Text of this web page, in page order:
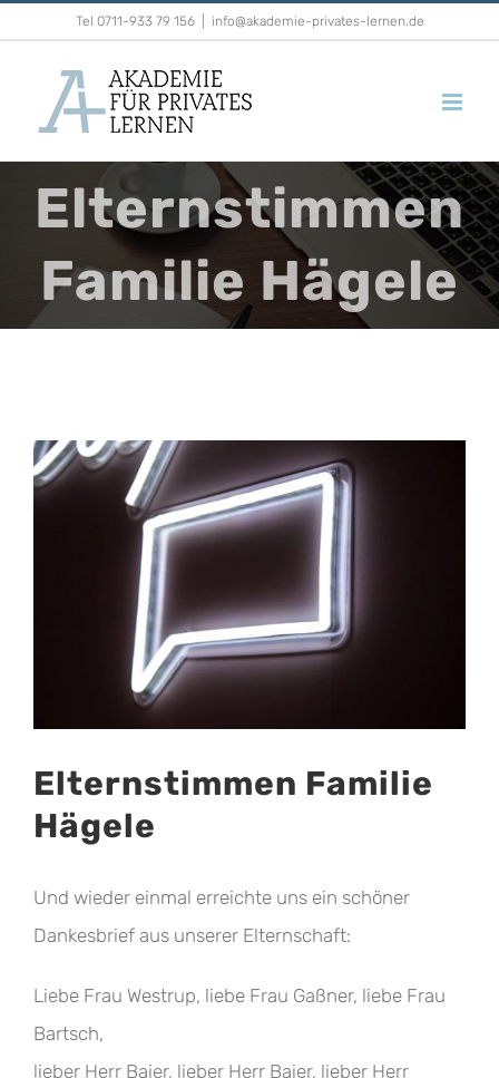
springen
Tel 0711-933 79 156 info@akademie-privates-lernen.de
Elternstimmen
Familie Hägele
Zeige
grösseres
Elternstimmen Familie
Hägele
Und wieder einmal erreichte uns ein schöner
Dankesbrief aus unserer Elternschaft:
Liebe Frau Westrup, liebe Frau Gaßner, liebe Frau
Bartsch,
lieber Herr Baier, lieber Herr Baier, lieber Herr